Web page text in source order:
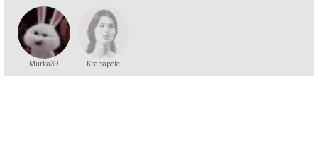
Murka39 Krabapele